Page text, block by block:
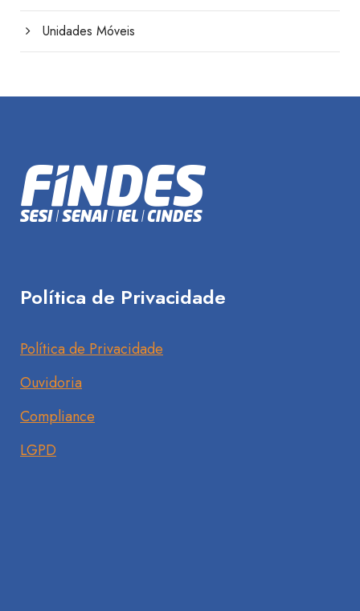
Unidades Móveis
Política de Privacidade
Política de Privacidade
Ouvidoria
Compliance
LGPD